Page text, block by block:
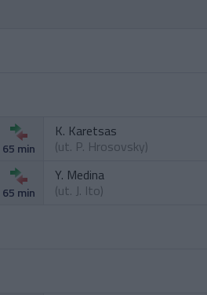
65 min
K. Karetsas
(ut. P. Hrosovsky)
65 min
Y. Medina
(ut. J. Ito)